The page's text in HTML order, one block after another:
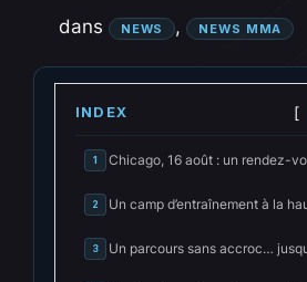
dans NEWS , NEWS MMA
INDEX
1 Chicago, 16 août : un rendez-
2 Un camp d’entraînement à la
3 Un parcours sans accroc…